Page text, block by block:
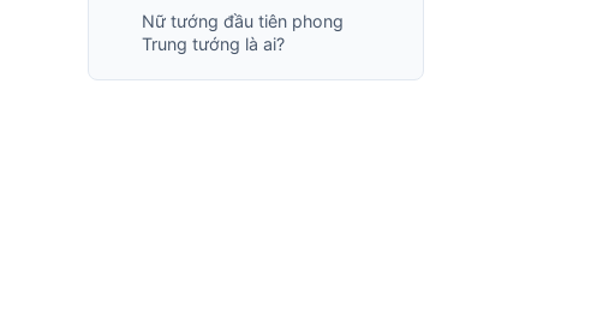
Nữ tướng đầu tiên phong
Trung tướng là ai?